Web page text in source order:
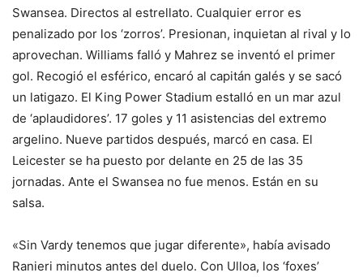
Swansea. Directos al estrellato. Cualquier error es
penalizado por los ‘zorros’. Presionan, inquietan al rival y lo
aprovechan. Williams falló y Mahrez se inventó el primer
gol. Recogió el esférico, encaró al capitán galés y se sacó
un latigazo. El King Power Stadium estalló en un mar azul
de ‘aplaudidores’. 17 goles y 11 asistencias del extremo
argelino. Nueve partidos después, marcó en casa. El
Leicester se ha puesto por delante en 25 de las 35
jornadas. Ante el Swansea no fue menos. Están en su
salsa.
«Sin Vardy tenemos que jugar diferente», había avisado
Ranieri minutos antes del duelo. Con Ulloa, los ‘foxes’